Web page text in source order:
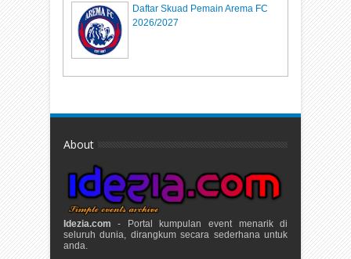
Daftar Skuad Pemain Arema FC
2026/2027
About
Idezia.com - Portal kumpulan event menarik di
seluruh dunia, dirangkum secara sederhana untuk
anda.